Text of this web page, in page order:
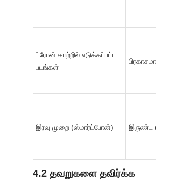
ட்ரோன் காற்றில் எடுக்கப்பட்ட
படங்கள்
பிரகாசமான வானம்
இரவு முறை (ஸ்மார்ட்போன்) இருண்ட (நேரடி
4.2 தவறுகளை தவிர்க்க